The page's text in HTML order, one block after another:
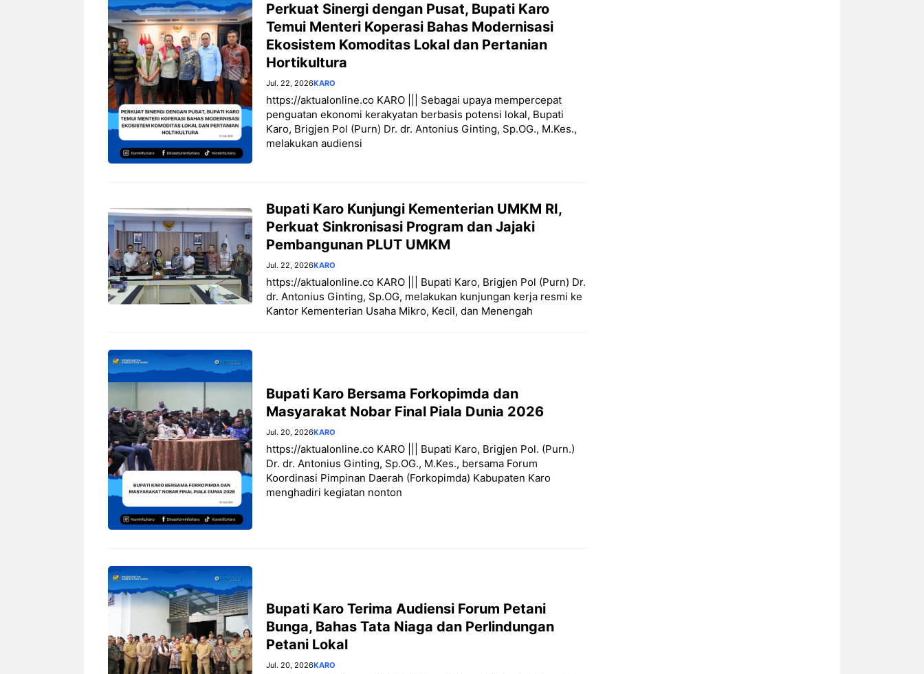
Perkuat Sinergi dengan Pusat, Bupati Karo
Temui Menteri Koperasi Bahas Modernisasi
Ekosistem Komoditas Lokal dan Pertanian
Hortikultura
Jul. 22, 2026KARO
https://aktualonline.co KARO ||| Sebagai upaya mempercepat
penguatan ekonomi kerakyatan berbasis potensi lokal, Bupati
Karo, Brigjen Pol (Purn) Dr. dr. Antonius Ginting, Sp.OG., M.Kes.,
melakukan audiensi
Bupati Karo Kunjungi Kementerian UMKM RI,
Perkuat Sinkronisasi Program dan Jajaki
Pembangunan PLUT UMKM
Jul. 22, 2026KARO
https://aktualonline.co KARO ||| Bupati Karo, Brigjen Pol (Purn) Dr.
dr. Antonius Ginting, Sp.OG, melakukan kunjungan kerja resmi ke
Kantor Kementerian Usaha Mikro, Kecil, dan Menengah
Bupati Karo Bersama Forkopimda dan
Masyarakat Nobar Final Piala Dunia 2026
Jul. 20, 2026KARO
https://aktualonline.co KARO ||| Bupati Karo, Brigjen Pol. (Purn.)
Dr. dr. Antonius Ginting, Sp.OG., M.Kes., bersama Forum
Koordinasi Pimpinan Daerah (Forkopimda) Kabupaten Karo
menghadiri kegiatan nonton
Bupati Karo Terima Audiensi Forum Petani
Bunga, Bahas Tata Niaga dan Perlindungan
Petani Lokal
Jul. 20, 2026KARO